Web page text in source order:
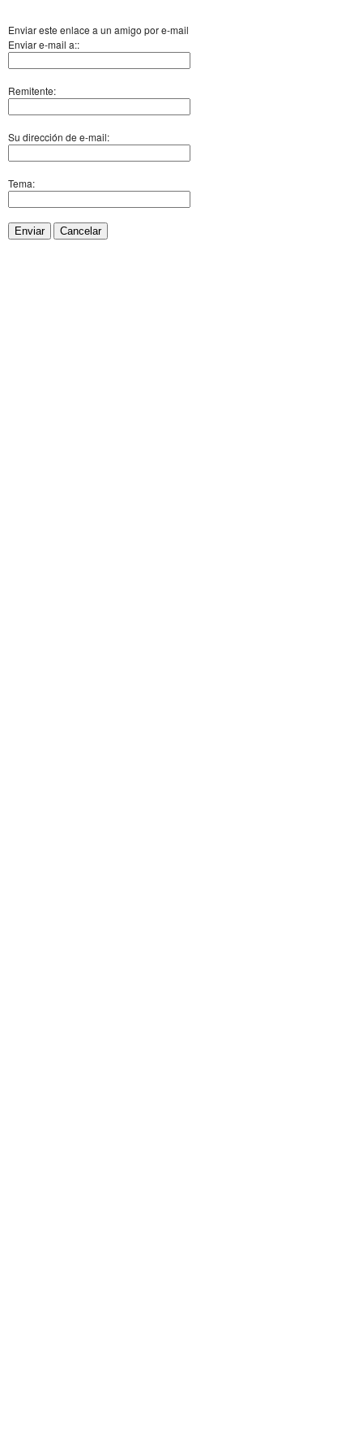
Enviar este enlace a un amigo por e-mail
Enviar e-mail a::
Remitente:
Su dirección de e-mail:
Tema:
Enviar Cancelar